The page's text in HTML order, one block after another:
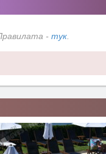
- тук.